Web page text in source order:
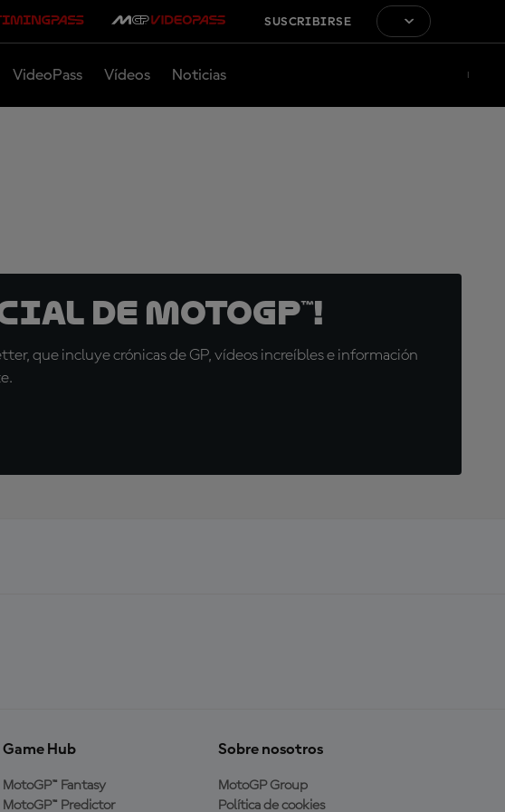
SUSCRIBIRSE
VideoPass Vídeos Noticias
de MotoGP™!
que incluye crónicas de GP, vídeos increíbles e información
Game Hub
MotoGP™ Fantasy
MotoGP™ Predictor
Sobre nosotros
MotoGP Group
Política de cookies